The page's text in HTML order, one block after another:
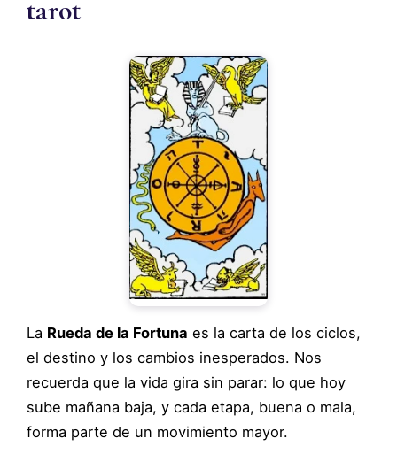
tarot
La Rueda de la Fortuna es la carta de los ciclos,
el destino y los cambios inesperados. Nos
recuerda que la vida gira sin parar: lo que hoy
sube mañana baja, y cada etapa, buena o mala,
forma parte de un movimiento mayor.